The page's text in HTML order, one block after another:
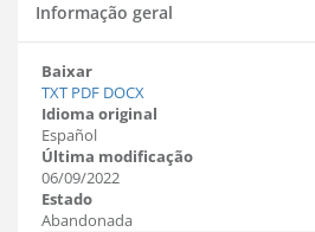
Informação geral
Baixar
TXT PDF DOCX
Idioma original
Español
Última modificação
06/09/2022
Estado
Abandonada